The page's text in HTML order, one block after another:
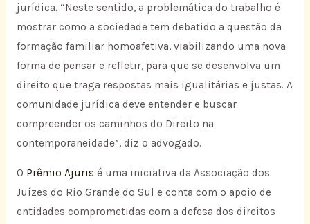
jurídica. “Neste sentido, a problemática do trabalho é
mostrar como a sociedade tem debatido a questão da
formação familiar homoafetiva, viabilizando uma nova
forma de pensar e refletir, para que se desenvolva um
direito que traga respostas mais igualitárias e justas. A
comunidade jurídica deve entender e buscar
compreender os caminhos do Direito na
contemporaneidade”, diz o advogado.
O Prêmio Ajuris é uma iniciativa da Associação dos
Juízes do Rio Grande do Sul e conta com o apoio de
entidades comprometidas com a defesa dos direitos